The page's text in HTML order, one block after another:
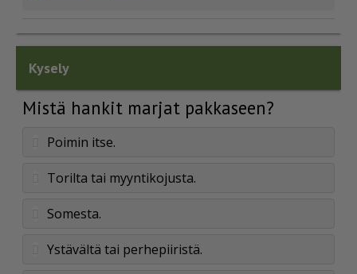
Kysely
Mistä hankit marjat pakkaseen?
Poimin itse.
Torilta tai myyntikojusta.
Somesta.
Ystävältä tai perhepiiristä.